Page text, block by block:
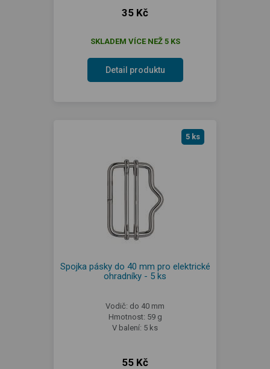
35 Kč
SKLADEM VÍCE NEŽ 5 KS
Detail produktu
5 ks
Spojka pásky do 40 mm pro elektrické
ohradníky - 5 ks
Vodič: do 40 mm
Hmotnost: 59 g
V balení: 5 ks
55 Kč